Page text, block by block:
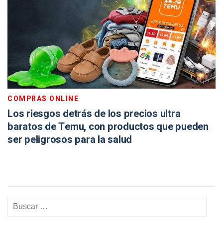
COMPRAS ONLINE
Los riesgos detrás de los precios ultra
baratos de Temu, con productos que pueden
ser peligrosos para la salud